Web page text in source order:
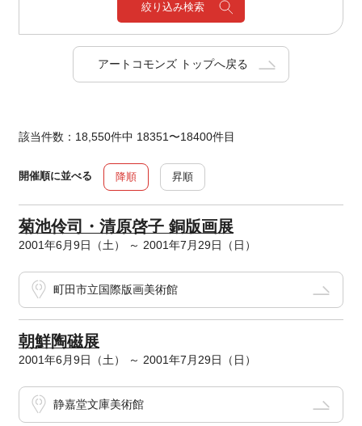
絞り込み検索
アートコモンズ トップへ戻る
該当件数：18,550件中 18351〜18400件目
開催順に並べる 降順 昇順
菊池伶司・清原啓子 銅版画展
2001年6月9日（土） ～ 2001年7月29日（日）
町田市立国際版画美術館
朝鮮陶磁展
2001年6月9日（土） ～ 2001年7月29日（日）
静嘉堂文庫美術館